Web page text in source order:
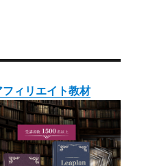
ィリエイト教材